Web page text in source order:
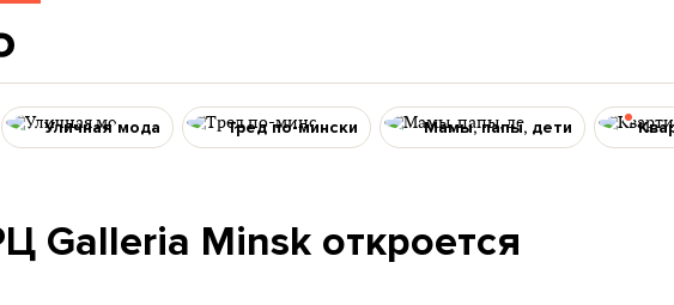
Уличная мода Тред по-мински Мамы, папы, дети
Galleria Minsk откроется